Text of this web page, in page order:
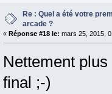
Re : Quel a été votre
arcade ?
« Réponse #18 le: mars 25, 2015,
Nettement
final ;-)